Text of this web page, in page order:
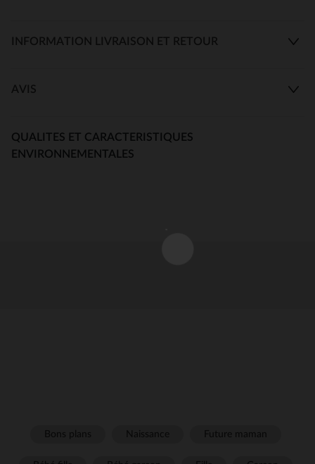
INFORMATION LIVRAISON ET RETOUR
AVIS
QUALITES ET CARACTERISTIQUES
ENVIRONNEMENTALES